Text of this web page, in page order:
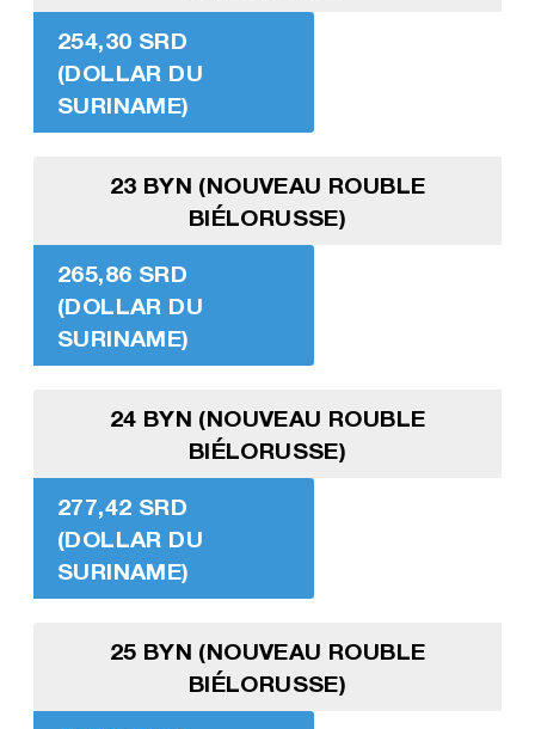
254,30 SRD
(DOLLAR DU
SURINAME)
23 BYN (NOUVEAU ROUBLE
BIÉLORUSSE)
265,86 SRD
(DOLLAR DU
SURINAME)
24 BYN (NOUVEAU ROUBLE
BIÉLORUSSE)
277,42 SRD
(DOLLAR DU
SURINAME)
25 BYN (NOUVEAU ROUBLE
BIÉLORUSSE)